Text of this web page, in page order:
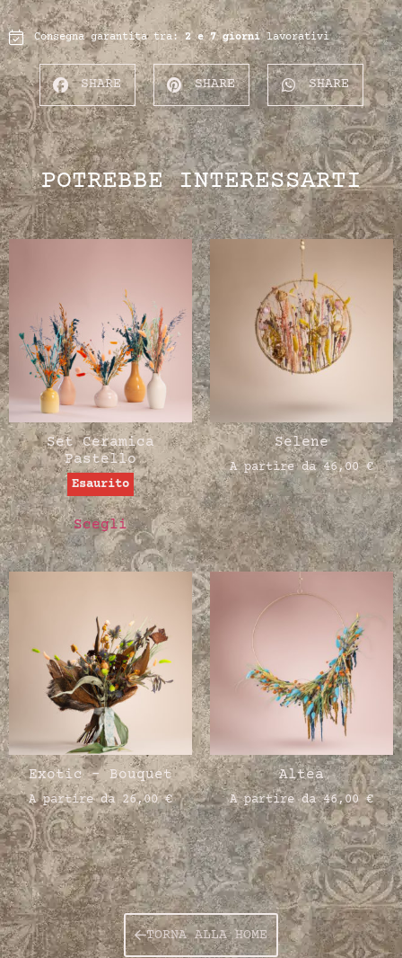
Consegna garantita tra:2 e 7 giornilavorativi
SHARE SHARE SHARE
POTREBBE INTERESSARTI
Set Ceramica
Pastello
Esaurito
Scegli
Selene
A partire da46,00€
Exotic – Bouquet
A partire da26,00€
Altea
A partire da46,00€
TORNA ALLA HOME